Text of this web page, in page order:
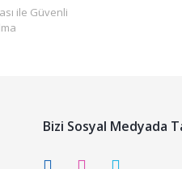
ile Güvenli
Bizi Sosyal Medyada